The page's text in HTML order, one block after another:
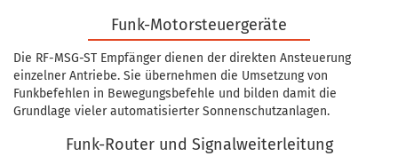
Funk-Motorsteuergeräte
Die RF-MSG-ST Empfänger dienen der direkten Ansteuerung
einzelner Antriebe. Sie übernehmen die Umsetzung von
Funkbefehlen in Bewegungsbefehle und bilden damit die
Grundlage vieler automatisierter Sonnenschutzanlagen.
Funk-Router und Signalweiterleitung